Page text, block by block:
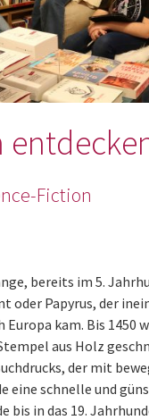
Fiction
bereits im 5.
oder Papyrus, der
kam. Bis 1450
aus Holz
der mit
eine schnelle und
bis in das 19.